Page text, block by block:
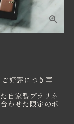
好評につき再
自家製プラリネ
わせた限定のボ